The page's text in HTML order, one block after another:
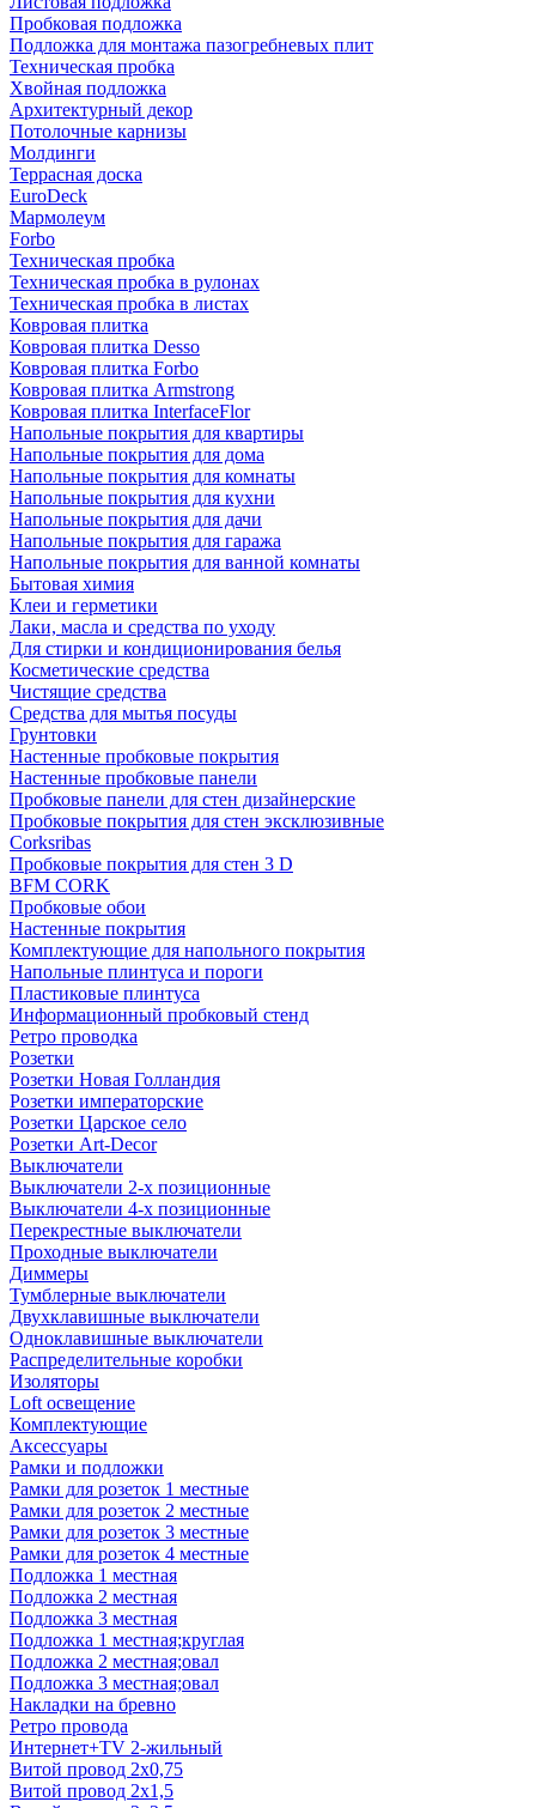
Пробковая подложка
Подложка для монтажа пазогребневых плит
Техническая пробка
Хвойная подложка
Архитектурный декор
Потолочные карнизы
Молдинги
Террасная доска
EuroDeck
Мармолеум
Forbo
Техническая пробка
Техническая пробка в рулонах
Техническая пробка в листах
Ковровая плитка
Ковровая плитка Desso
Ковровая плитка Forbo
Ковровая плитка Armstrong
Ковровая плитка InterfaceFlor
Напольные покрытия для квартиры
Напольные покрытия для дома
Напольные покрытия для комнаты
Напольные покрытия для кухни
Напольные покрытия для дачи
Напольные покрытия для гаража
Напольные покрытия для ванной комнаты
Бытовая химия
Клеи и герметики
Лаки, масла и средства по уходу
Для стирки и кондиционирования белья
Косметические средства
Чистящие средства
Средства для мытья посуды
Грунтовки
Настенные пробковые покрытия
Настенные пробковые панели
Пробковые панели для стен дизайнерские
Пробковые покрытия для стен эксклюзивные
Corksribas
Пробковые покрытия для стен 3 D
BFM CORK
Пробковые обои
Настенные покрытия
Комплектующие для напольного покрытия
Напольные плинтуса и пороги
Пластиковые плинтуса
Информационный пробковый стенд
Ретро проводка
Розетки
Розетки Новая Голландия
Розетки императорские
Розетки Царское село
Розетки Art-Decor
Выключатели
Выключатели 2-х позиционные
Выключатели 4-х позиционные
Перекрестные выключатели
Проходные выключатели
Диммеры
Тумблерные выключатели
Двухклавишные выключатели
Одноклавишные выключатели
Распределительные коробки
Изоляторы
Loft освещение
Комплектующие
Аксессуары
Рамки и подложки
Рамки для розеток 1 местные
Рамки для розеток 2 местные
Рамки для розеток 3 местные
Рамки для розеток 4 местные
Подложка 1 местная
Подложка 2 местная
Подложка 3 местная
Подложка 1 местная;круглая
Подложка 2 местная;овал
Подложка 3 местная;овал
Накладки на бревно
Ретро провода
Интернет+TV 2-жильный
Витой провод 2x0,75
Витой провод 2x1,5